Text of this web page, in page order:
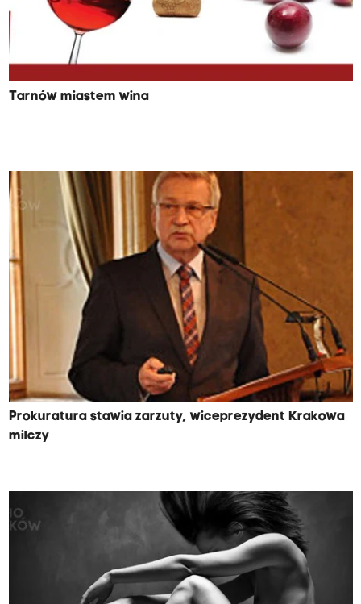
Tarnów miastem wina
Prokuratura stawia zarzuty, wiceprezydent Krakowa
milczy